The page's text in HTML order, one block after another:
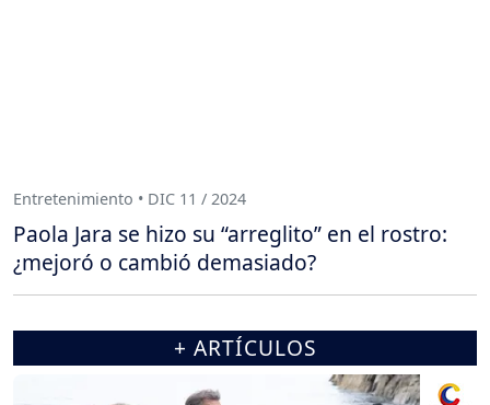
Entretenimiento • DIC 11 / 2024
Paola Jara se hizo su “arreglito” en el rostro:
¿mejoró o cambió demasiado?
+ ARTÍCULOS